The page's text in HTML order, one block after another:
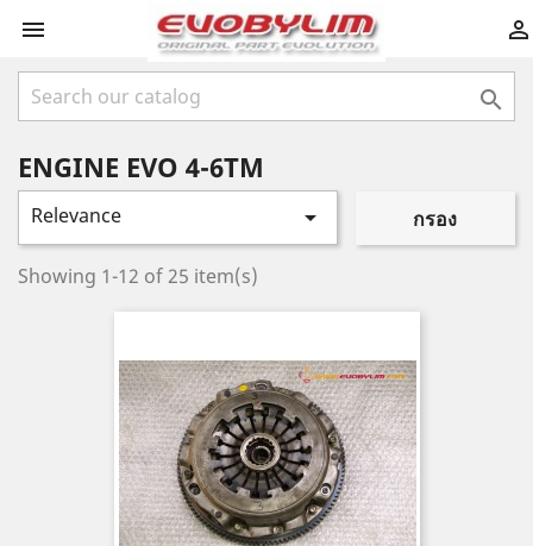
 

ENGINE EVO 4-6TM
Relevance  กรอง
Showing 1-12 of 25 item(s)